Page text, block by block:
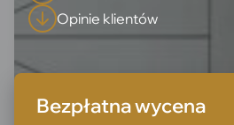
Opinie klientów
Bezpłatna wycena